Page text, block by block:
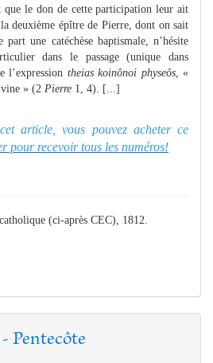
que le don de cette participation leur ait
deuxième épître de Pierre, dont on sait
une catéchèse baptismale, n’hésite
dans le passage (unique dans
l’expression theias koinônoi physeôs, «
» (2 Pierre 1, 4). [...]
article, vous pouvez acheter ce
pour recevoir tous les numéros!
(ci-après CEC), 1812.
Pentecôte